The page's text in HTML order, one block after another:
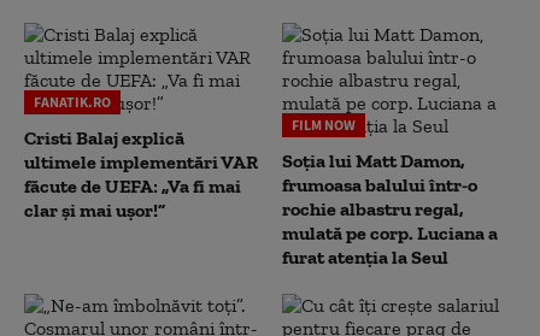
FANATIK.RO
Cristi Balaj explică
ultimele implementări VAR
făcute de UEFA: „Va fi mai
clar și mai ușor!”
FILM NOW
Soția lui Matt Damon,
frumoasa balului într-o
rochie albastru regal,
mulată pe corp. Luciana a
furat atenția la Seul